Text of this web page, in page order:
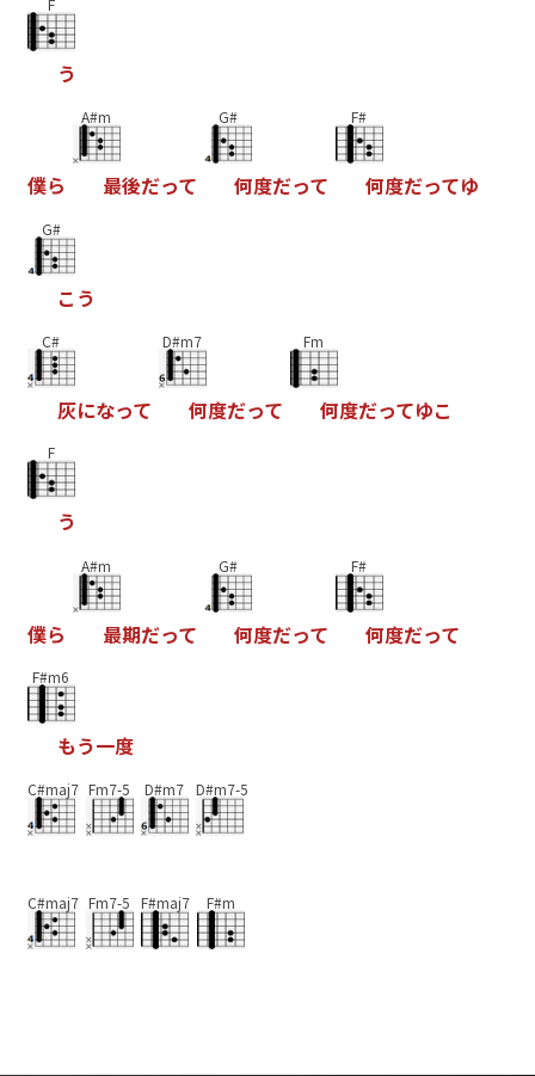
う
僕ら
A#m
最後だって
G#
何度だって
F#
何度だってゆ
G#
こ う
C#
灰になって
D#m7
何度だって
Fm
何度だってゆこ
F
う
僕ら
A#m
最期だって
G#
何度だって
F#
何度だって
F#m6
もう一度
C#maj7 Fm7-5 D#m7 D#m7-5
C#maj7 Fm7-5 F#maj7 F#m